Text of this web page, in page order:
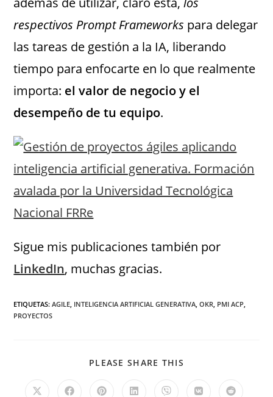
respectivos Prompt Frameworks para delegar
las tareas de gestión a la IA, liberando
tiempo para enfocarte en lo que realmente
importa: el valor de negocio y el
desempeño de tu equipo.
Sigue mis publicaciones también por
LinkedIn, muchas gracias.
ETIQUETAS:AGILE, INTELIGENCIA ARTIFICIAL GENERATIVA, OKR, PMI ACP,
PROYECTOS
PLEASE SHARE THIS